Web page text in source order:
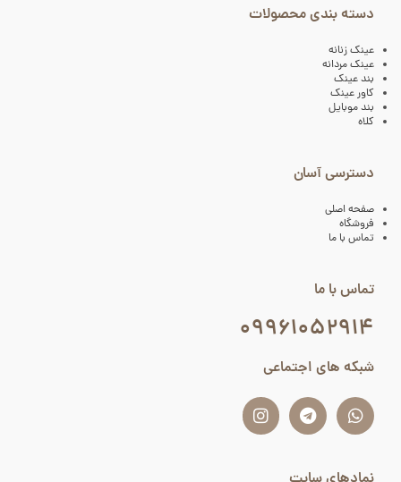
دسته بندی محصولات
عینک زنانه
عینک مردانه
بند عینک
کاور عینک
بند موبایل
کلاه
دسترسی آسان
صفحه اصلی
فروشگاه
تماس با ما
تماس با ما
۰۹۹۶۱۰۵۲۹۱۴
شبکه های اجتماعی